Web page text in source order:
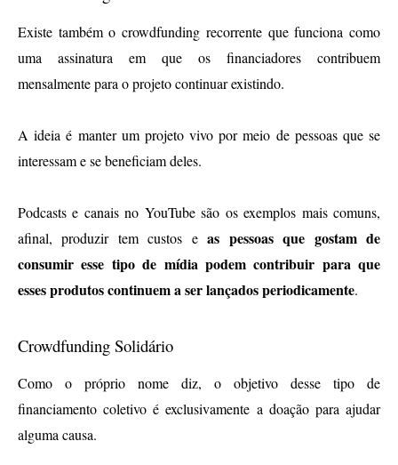
Existe também o crowdfunding recorrente que funciona como
uma assinatura em que os financiadores contribuem
mensalmente para o projeto continuar existindo.
A ideia é manter um projeto vivo por meio de pessoas que se
interessam e se beneficiam deles.
Podcasts e canais no YouTube são os exemplos mais comuns,
afinal, produzir tem custos e as pessoas que gostam de
consumir esse tipo de mídia podem contribuir para que
esses produtos continuem a ser lançados periodicamente.
Crowdfunding Solidário
Como o próprio nome diz, o objetivo desse tipo de
financiamento coletivo é exclusivamente a doação para ajudar
alguma causa.